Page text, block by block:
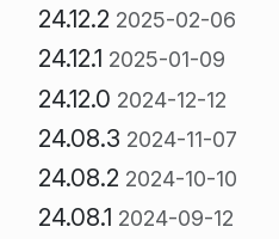
24.12.2 2025-02-06
24.12.1 2025-01-09
24.12.0 2024-12-12
24.08.3 2024-11-07
24.08.2 2024-10-10
24.08.1 2024-09-12